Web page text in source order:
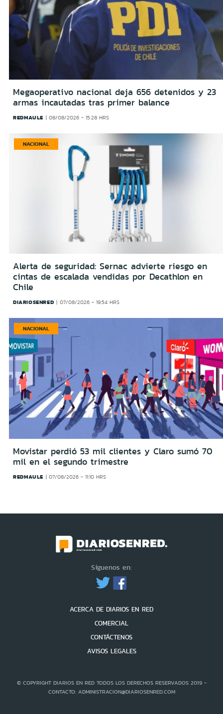
Megaoperativo nacional deja 656 detenidos y 23
armas incautadas tras primer balance
REDMAULE 08/08/2026 - 15:28 HRS
NACIONAL
Alerta de seguridad: Sernac advierte riesgo en
cintas de escalada vendidas por Decathlon en
Chile
DIARIOSENRED 07/08/2026 - 19:54 HRS
NACIONAL
Movistar perdió 53 mil clientes y Claro sumó 70
mil en el segundo trimestre
REDMAULE 07/08/2026 - 11:10 HRS
Síguenos en:
ACERCA DE DIARIOS EN RED
COMERCIAL
CONTÁCTENOS
AVISOS LEGALES
© COPYRIGHT DIARIOS EN RED TODOS LOS DERECHOS RESERVADOS 2019 -
CONTACTO: ADMINISTRACION@DIARIOSENRED.COM